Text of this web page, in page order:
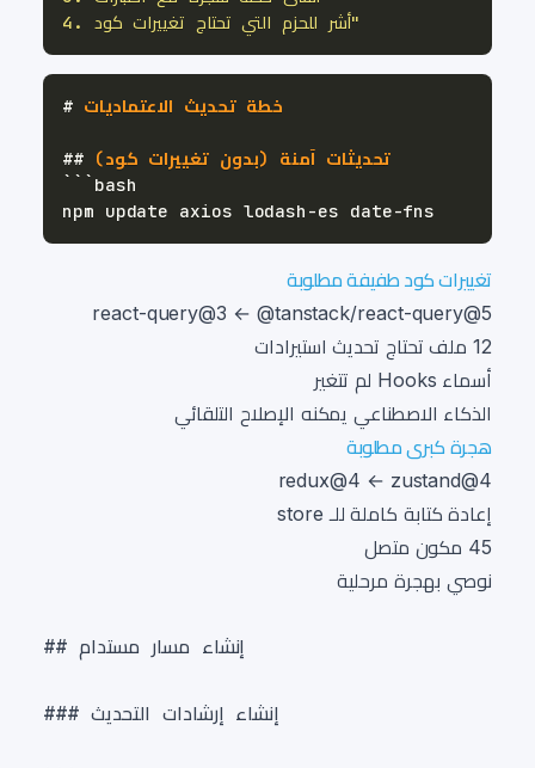
4. أشر للحزم التي تحتاج تغييرات كود"
# خطة تحديث الاعتماديات
## تحديثات آمنة (بدون تغييرات كود)
تغييرات كود طفيفة مطلوبة
react-query@3 ← @tanstack/react-query@5
12 ملف تحتاج تحديث استيرادات
أسماء Hooks لم تتغير
الذكاء الاصطناعي يمكنه الإصلاح التلقائي
هجرة كبرى مطلوبة
redux@4 ← zustand@4
إعادة كتابة كاملة للـ store
45 مكون متصل
نوصي بهجرة مرحلية